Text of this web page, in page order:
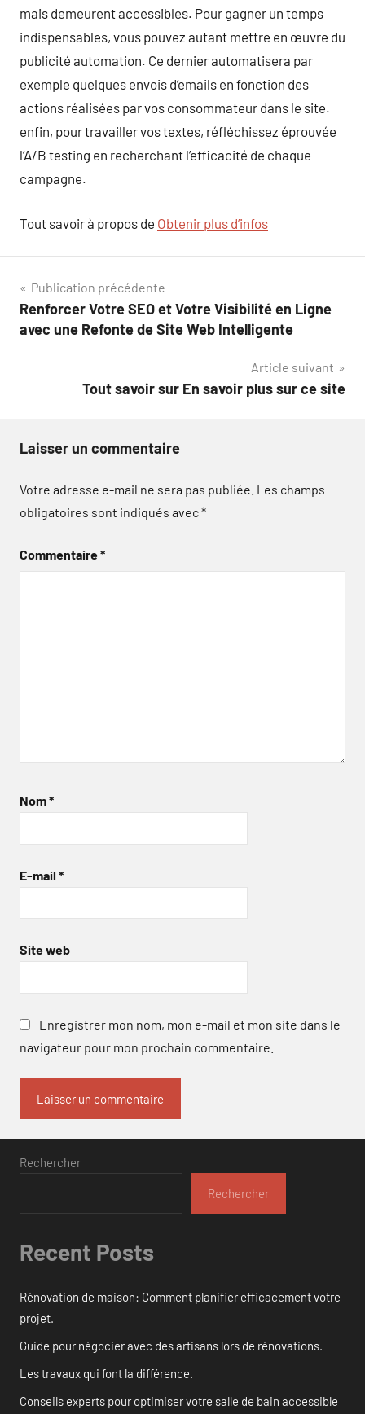
mais demeurent accessibles. Pour gagner un temps
indispensables, vous pouvez autant mettre en œuvre du
publicité automation. Ce dernier automatisera par
exemple quelques envois d’emails en fonction des
actions réalisées par vos consommateur dans le site.
enfin, pour travailler vos textes, réfléchissez éprouvée
l’A/B testing en recherchant l’efficacité de chaque
campagne.
Tout savoir à propos de Obtenir plus d’infos
Navigation
de
Publication précédente
Renforcer Votre SEO et Votre Visibilité en Ligne
avec une Refonte de Site Web Intelligente
Article suivant
Tout savoir sur En savoir plus sur ce site
Laisser un commentaire
Votre adresse e-mail ne sera pas publiée. Les champs
obligatoires sont indiqués avec*
Commentaire*
Nom*
E-mail *
Site web
Enregistrer mon nom, mon e-mail et mon site dans le
navigateur pour mon prochain commentaire.
Rechercher
Rechercher
Recent Posts
Rénovation de maison: Comment planifier efficacement votre
projet.
Guide pour négocier avec des artisans lors de rénovations.
Les travaux qui font la différence.
Conseils experts pour optimiser votre salle de bain accessible